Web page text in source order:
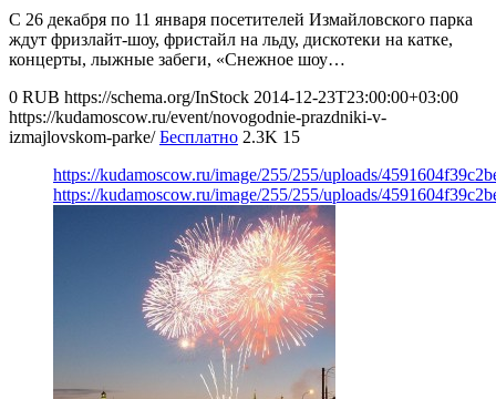
С 26 декабря по 11 января посетителей Измайловского парка
ждут фризлайт-шоу, фристайл на льду, дискотеки на катке,
концерты, лыжные забеги, «Снежное шоу…
0 RUB https://schema.org/InStock 2014-12-23T23:00:00+03:00
https://kudamoscow.ru/event/novogodnie-prazdniki-v-
izmajlovskom-parke/ Бесплатно 2.3K 15
https://kudamoscow.ru/image/255/255/uploads/
https://kudamoscow.ru/image/255/255/uploads/